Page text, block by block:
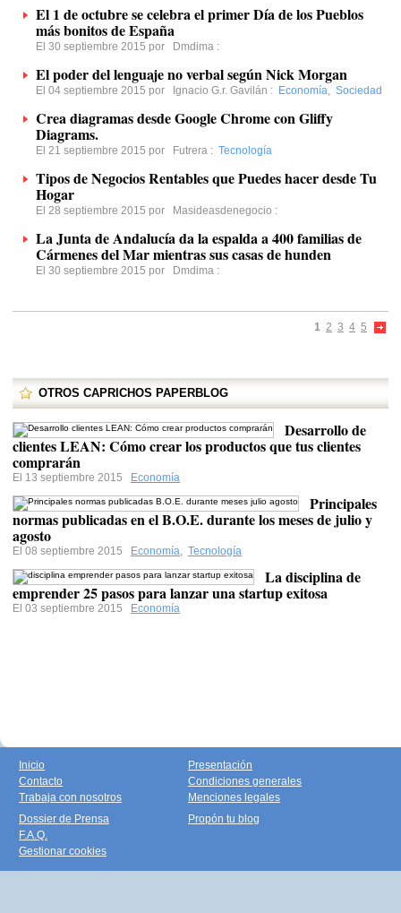
El 1 de octubre se celebra el primer Día de los Pueblos
más bonitos de España
El 30 septiembre 2015 por Dmdima :
El poder del lenguaje no verbal según Nick Morgan
El 04 septiembre 2015 por Ignacio G.r. Gavilán : Economía, Sociedad
Crea diagramas desde Google Chrome con Gliffy
Diagrams.
El 21 septiembre 2015 por Futrera : Tecnología
Tipos de Negocios Rentables que Puedes hacer desde Tu
Hogar
El 28 septiembre 2015 por Masideasdenegocio :
La Junta de Andalucía da la espalda a 400 familias de
Cármenes del Mar mientras sus casas de hunden
El 30 septiembre 2015 por Dmdima :
1 2 3 4 5
OTROS CAPRICHOS PAPERBLOG
Desarrollo de
clientes LEAN: Cómo crear los productos que tus clientes
comprarán
El 13 septiembre 2015 Economía
Principales
normas publicadas en el B.O.E. durante los meses de julio y
agosto
El 08 septiembre 2015 Economía, Tecnología
La disciplina de
emprender 25 pasos para lanzar una startup exitosa
El 03 septiembre 2015 Economía
Inicio
Contacto
Trabaja con nosotros
Presentación
Condiciones generales
Menciones legales
Dossier de Prensa
F.A.Q.
Gestionar cookies
Propón tu blog